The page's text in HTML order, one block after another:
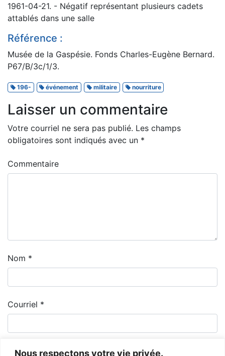
Nous respectons votre vie privée.
1961-04-21. - Négatif représentant plusieurs cadets
attablés dans une salle
Référence :
Musée de la Gaspésie. Fonds Charles-Eugène Bernard.
P67/B/3c/1/3.
196- événement militaire nourriture
Laisser un commentaire
Votre courriel ne sera pas publié. Les champs
obligatoires sont indiqués avec un *
Commentaire
Nom *
Courriel *